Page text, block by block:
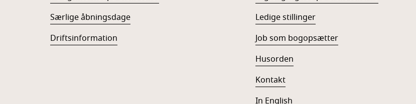
Særlige åbningsdage
Driftsinformation
Ledige stillinger
Job som bogopsætter
Husorden
Kontakt
In English